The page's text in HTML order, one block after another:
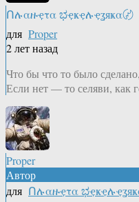
Ոሉαዙҿτα ಭҿҝҿሉҿʓяҝα〄
для Proper
2 лет назад
Что бы что то было
Если нет — то селяви, как
Proper
Автор
для Ոሉαዙҿτα